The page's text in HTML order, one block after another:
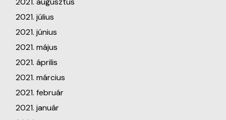
2021. július
2021. június
2021. május
2021. április
2021. március
2021. február
2021. január